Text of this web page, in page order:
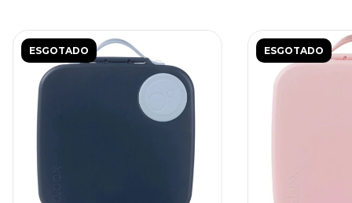
ESGOTADO ESGOTADO